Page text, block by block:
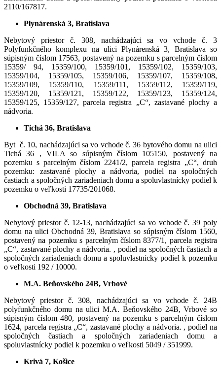
2110/167817.
Plynárenská 3, Bratislava
Nebytový priestor č. 308, nachádzajúci sa vo vchode č. 3
Polyfunkčného komplexu na ulici Plynárenská 3, Bratislava so
súpisným číslom 17563, postavený na pozemku s parcelným číslom
15359/ 94, 15359/100, 15359/101, 15359/102, 15359/103,
15359/104, 15359/105, 15359/106, 15359/107, 15359/108,
15359/109, 15359/110, 15359/111, 15359/112, 15359/119,
15359/120, 15359/121, 15359/122, 15359/123, 15359/124,
15359/125, 15359/127, parcela registra „C“, zastavané plochy a
nádvoria.
Tichá 36, Bratislava
Byt č. 10, nachádzajúci sa vo vchode č. 36 bytového domu na ulici
Tichá 36 , VILA so súpisným číslom 105150, postavený na
pozemku s parcelným číslom 2241/2, parcela registra „C“, druh
pozemku: zastavané plochy a nádvoria, podiel na spoločných
častiach a spoločných zariadeniach domu a spoluvlastnícky podiel k
pozemku o veľkosti 17735/201068.
Obchodná 39, Bratislava
Nebytový priestor č. 12-13, nachádzajúci sa vo vchode č. 39 poly
domu na ulici Obchodná 39, Bratislava so súpisným číslom 1560,
postavený na pozemku s parcelným číslom 8377/1, parcela registra
„C“, zastavané plochy a nádvoria. , podiel na spoločných častiach a
spoločných zariadeniach domu a spoluvlastnícky podiel k pozemku
o veľkosti 192 / 10000.
M.A. Beňovského 24B, Vrbové
Nebytový priestor č. 308, nachádzajúci sa vo vchode č. 24B
polyfunkčného domu na ulici M.A. Beňovského 24B, Vrbové so
súpisným číslom 480, postavený na pozemku s parcelným číslom
1624, parcela registra „C“, zastavané plochy a nádvoria. , podiel na
spoločných častiach a spoločných zariadeniach domu a
spoluvlastnícky podiel k pozemku o veľkosti 5049 / 351999.
Krivá 7, Košice